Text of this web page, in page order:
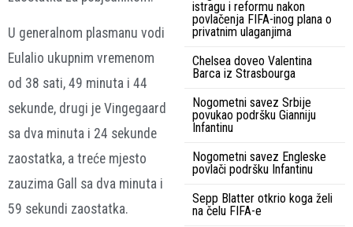
U generalnom plasmanu vodi
Eulalio ukupnim vremenom
od 38 sati, 49 minuta i 44
sekunde, drugi je Vingegaard
sa dva minuta i 24 sekunde
zaostatka, a treće mjesto
zauzima Gall sa dva minuta i
59 sekundi zaostatka.
istragu i reformu nakon
povlačenja FIFA-inog plana o
privatnim ulaganjima
Chelsea doveo Valentina
Barca iz Strasbourga
Nogometni savez Srbije
povukao podršku Gianniju
Infantinu
Nogometni savez Engleske
povlači podršku Infantinu
Sepp Blatter otkrio koga želi
na čelu FIFA-e